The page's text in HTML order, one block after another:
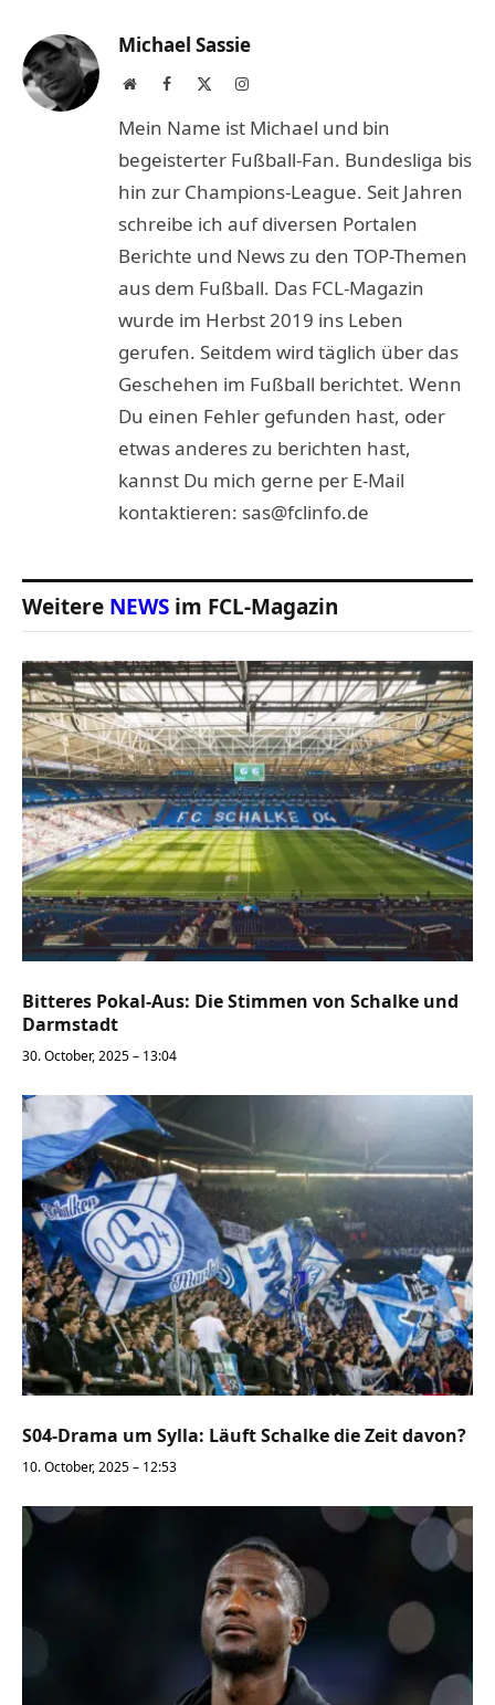
Michael Sassie
WebsiteFacebook Instagram
Mein Name ist Michael und bin
begeisterter Fußball-Fan. Bundesliga bis
hin zur Champions-League. Seit Jahren
schreibe ich auf diversen Portalen
Berichte und News zu den TOP-Themen
aus dem Fußball. Das FCL-Magazin
wurde im Herbst 2019 ins Leben
gerufen. Seitdem wird täglich über das
Geschehen im Fußball berichtet. Wenn
Du einen Fehler gefunden hast, oder
etwas anderes zu berichten hast,
kannst Du mich gerne per E-Mail
kontaktieren: sas@fclinfo.de
Weitere NEWS im FCL-Magazin
Bitteres Pokal-Aus: Die Stimmen von Schalke und
Darmstadt
30. October, 2025 – 13:04
S04-Drama um Sylla: Läuft Schalke die Zeit davon?
10. October, 2025 – 12:53